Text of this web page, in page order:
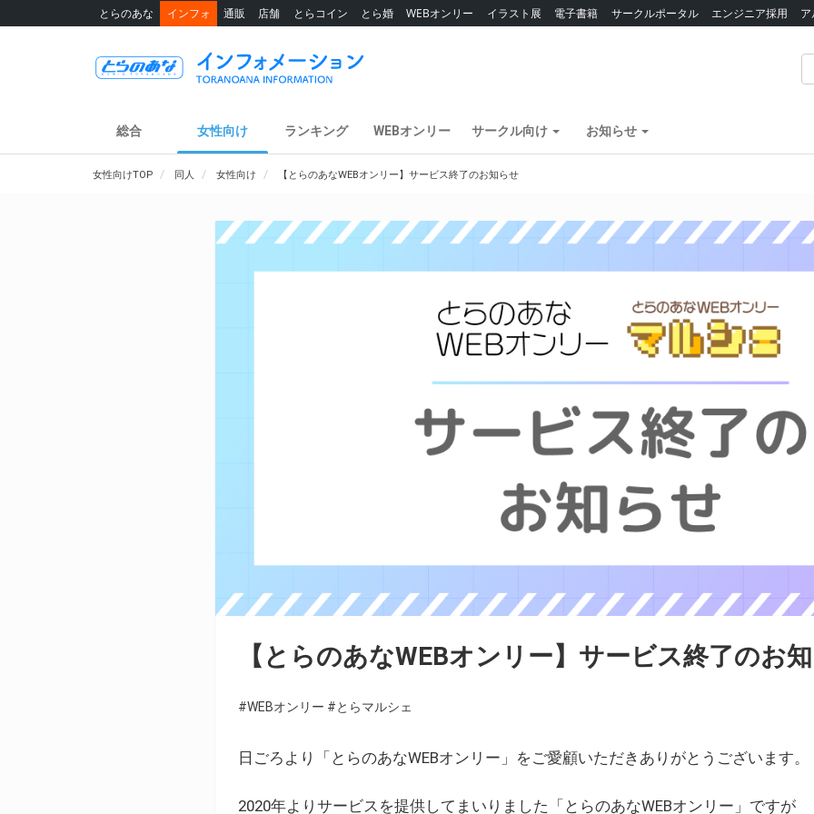
とらのあな インフォ 通販 店舗 とらコイン とら婚 WEBオンリー イラスト展 電子書籍 サークルポータル エンジニア採用
総合 女性向け ランキング WEBオンリー サークル向け お知らせ
女性向けTOP 同人 女性向け 【とらのあなWEBオンリー】サービス終了のお知らせ
【とらのあなWEBオンリー】サービス終了のお
#WEBオンリー #とらマルシェ
日ごろより「とらのあなWEBオンリー」をご愛顧いただきありがとうございます。
2020年よりサービスを提供してまいりました「とらのあなWEBオンリー」ですが